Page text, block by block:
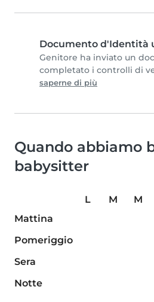
Documento d'Identità
Genitore ha inviato un
completato i controlli di
saperne di più
Quando abbiamo
babysitter
L M M
Mattina
Pomeriggio
Sera
Notte